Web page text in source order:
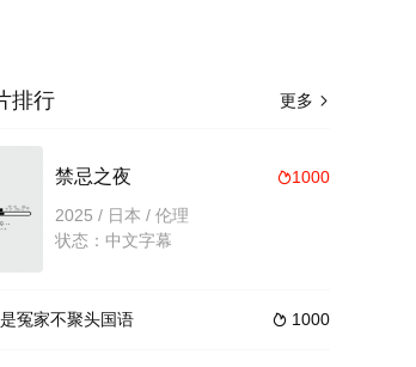
更多 
排行
1000
禁忌之夜
2025 / 日本 / 伦理
状态：中文字幕
 1000
冤家不聚头国语